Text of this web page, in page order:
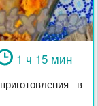
1 ч 15 мин
в